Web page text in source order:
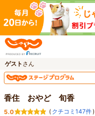
ゲスト さん
香住 おやど 旬香
5.0 ( クチコミ147件)